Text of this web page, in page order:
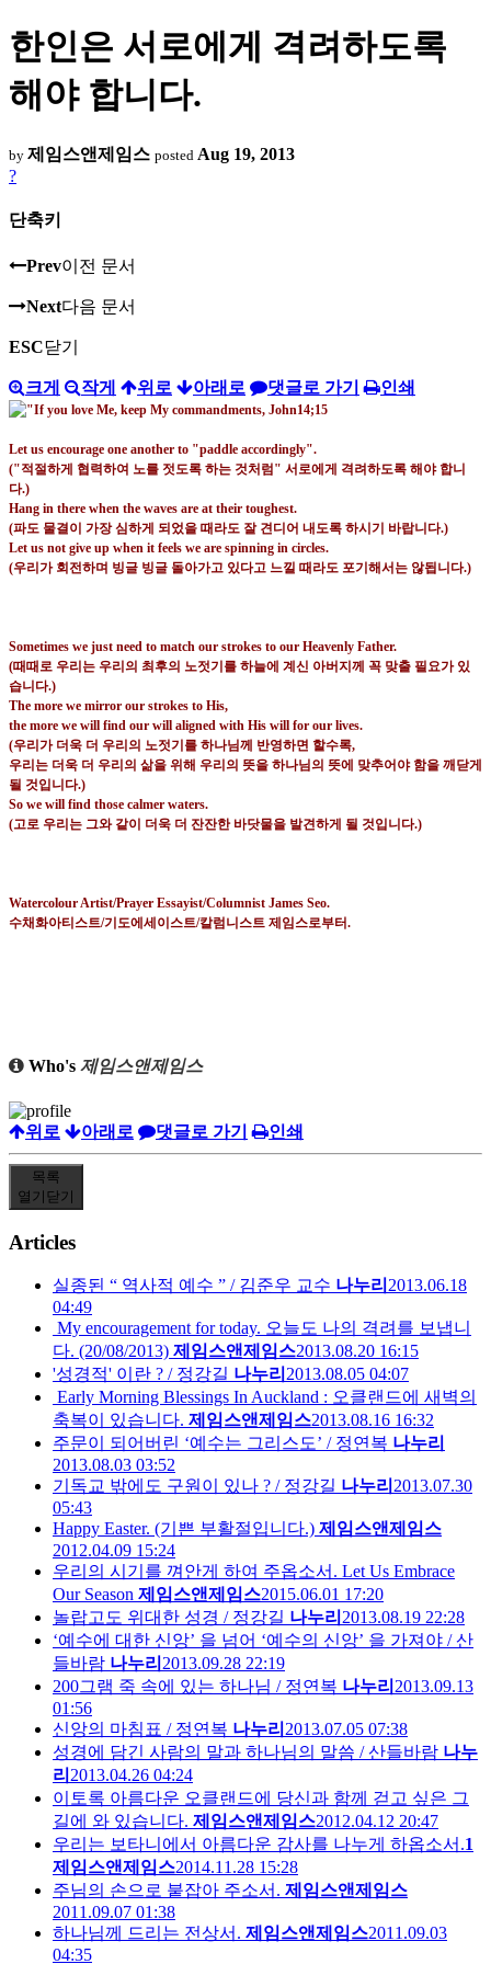
한인은 서로에게 격려하도록
해야 합니다.
by 제임스앤제임스 posted Aug 19, 2013
?
단축키
Prev이전 문서
Next다음 문서
ESC닫기
크게 작게 위로 아래로 댓글로 가기 인쇄
Let us encourage one another to "paddle accordingly".
("적절하게 협력하여 노를 젓도록 하는 것처럼" 서로에게 격려하도록 해야 합니
다.)
Hang in there when the waves are at their toughest.
(파도 물결이 가장 심하게 되었을 때라도 잘 견디어 내도록 하시기 바랍니다.)
Let us not give up when it feels we are spinning in circles.
(우리가 회전하며 빙글 빙글 돌아가고 있다고 느낄 때라도 포기해서는 않됩니다.)
Sometimes we just need to match our strokes to our Heavenly Father.
(때때로 우리는 우리의 최후의 노젓기를 하늘에 계신 아버지께 꼭 맞출 필요가 있
습니다.)
The more we mirror our strokes to His,
the more we will find our will aligned with His will for our lives.
(우리가 더욱 더 우리의 노젓기를 하나님께 반영하면 할수록,
우리는 더욱 더 우리의 삶을 위해 우리의 뜻을 하나님의 뜻에 맞추어야 함을 깨닫게
될 것입니다.)
So we will find those calmer waters.
(고로 우리는 그와 같이 더욱 더 잔잔한 바닷물을 발견하게 될 것입니다.)
Watercolour Artist/Prayer Essayist/Columnist James Seo.
수채화아티스트/기도에세이스트/칼럼니스트 제임스로부터.
Who's 제임스앤제임스
위로 아래로 댓글로 가기 인쇄
목록
열기 닫기
Articles
실종된 “ 역사적 예수 ” / 김준우 교수 나누리 2013.06.18
04:49
My encouragement for today. 오늘도 나의 격려를 보냅니
다. (20/08/2013) 제임스앤제임스2013.08.20 16:15
'성경적' 이란 ? / 정강길 나누리 2013.08.05 04:07
Early Morning Blessings In Auckland : 오클랜드에 새벽의
축복이 있습니다. 제임스앤제임스2013.08.16 16:32
주문이 되어버린 ‘예수는 그리스도’ / 정연복 나누리
2013.08.03 03:52
기독교 밖에도 구원이 있나 ? / 정강길 나누리 2013.07.30
05:43
Happy Easter. (기쁜 부활절입니다.) 제임스앤제임스
2012.04.09 15:24
우리의 시기를 껴안게 하여 주옵소서. Let Us Embrace
Our Season 제임스앤제임스2015.06.01 17:20
놀랍고도 위대한 성경 / 정강길 나누리 2013.08.19 22:28
‘예수에 대한 신앙’ 을 넘어 ‘예수의 신앙’ 을 가져야 / 산
들바람 나누리 2013.09.28 22:19
200그램 죽 속에 있는 하나님 / 정연복 나누리 2013.09.13
01:56
신앙의 마침표 / 정연복 나누리 2013.07.05 07:38
성경에 담긴 사람의 말과 하나님의 말씀 / 산들바람 나누
리 2013.04.26 04:24
이토록 아름다운 오클랜드에 당신과 함께 걷고 싶은 그
길에 와 있습니다. 제임스앤제임스2012.04.12 20:47
우리는 보타니에서 아름다운 감사를 나누게 하옵소서.1
제임스앤제임스2014.11.28 15:28
주님의 손으로 붙잡아 주소서. 제임스앤제임스
2011.09.07 01:38
하나님께 드리는 전상서. 제임스앤제임스2011.09.03
04:35